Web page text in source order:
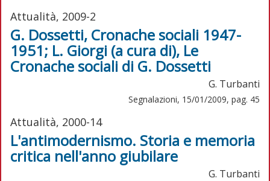
Attualità, 2009-2
G. Dossetti, Cronache sociali 1947-
1951; L. Giorgi (a cura di), Le
Cronache sociali di G. Dossetti
G. Turbanti
Segnalazioni, 15/01/2009, pag. 45
Attualità, 2000-14
L'antimodernismo. Storia e memoria
critica nell'anno giubilare
G. Turbanti